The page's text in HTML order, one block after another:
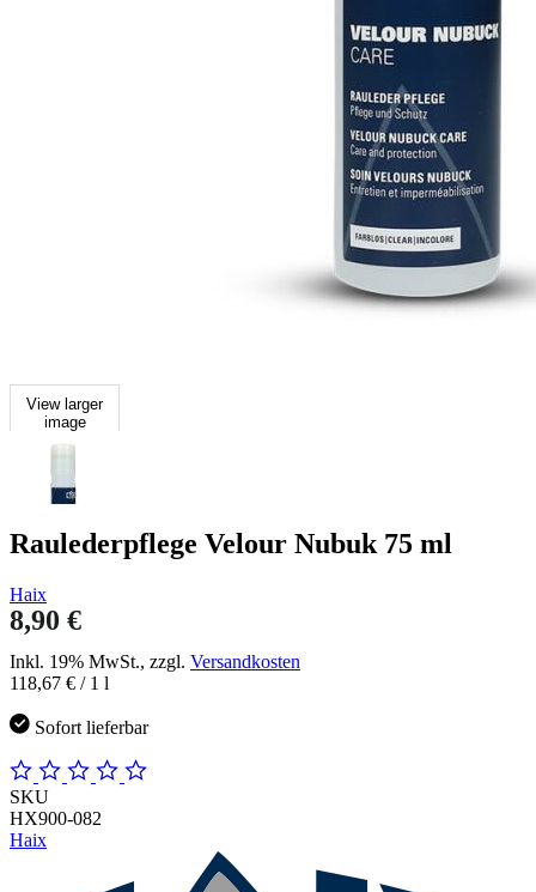
View larger
image
Raulederpflege Velour Nubuk 75 ml
Haix
8,90 €
Inkl. 19% MwSt., zzgl. Versandkosten
118,67 € / 1 l
Sofort lieferbar
SKU
HX900-082
Haix